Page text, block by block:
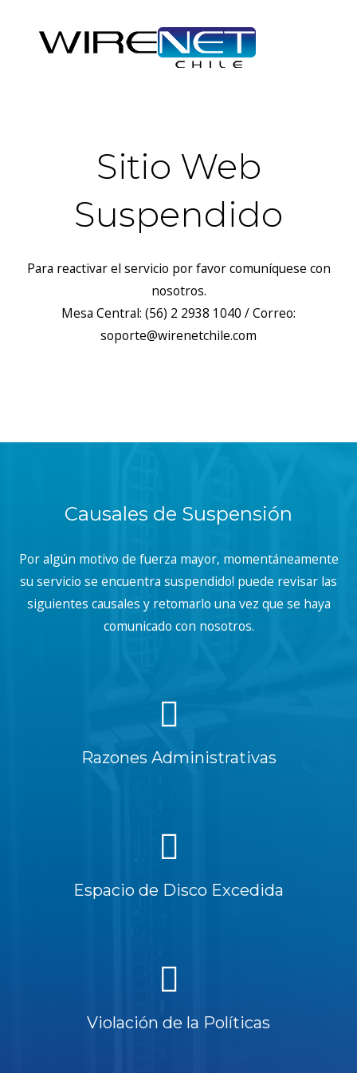
Sitio Web
Suspendido
Para reactivar el servicio por favor comuníquese con
nosotros.
Mesa Central: (56) 2 2938 1040 / Correo:
soporte@wirenetchile.com
Causales de Suspensión
Por algún motivo de fuerza mayor, momentáneamente
su servicio se encuentra suspendido! puede revisar las
siguientes causales y retomarlo una vez que se haya
comunicado con nosotros.
Razones Administrativas
Espacio de Disco Excedida
Violación de la Políticas